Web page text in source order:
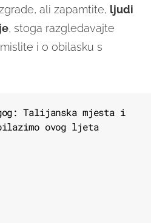
ali zapamtite, ljudi
, stoga razgledavajte
i o obilasku s
Talijanska mjesta i
ovog ljeta